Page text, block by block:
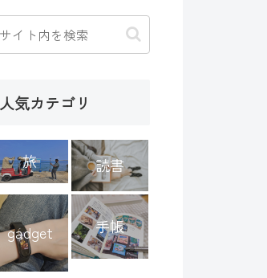
人気カテゴリ
旅 読書
gadget 手帳